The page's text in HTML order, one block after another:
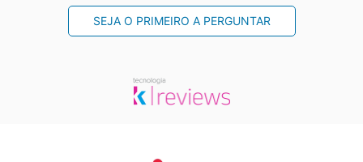
SEJA O PRIMEIRO A PERGUNTAR